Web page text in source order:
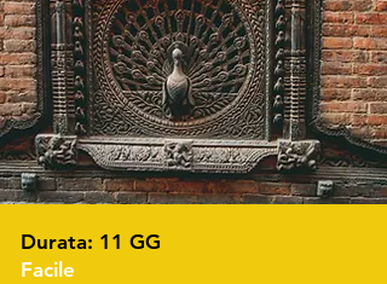
Durata: 11 GG
Facile